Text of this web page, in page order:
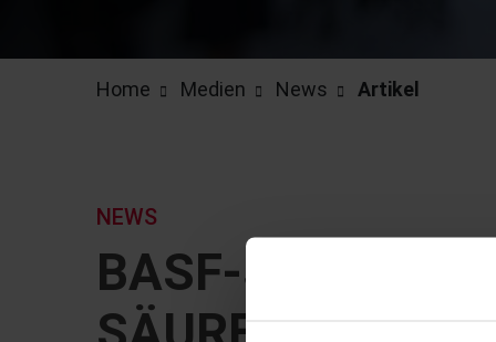
Home Medien News Artikel
BASF-SEMINAR
NEWS